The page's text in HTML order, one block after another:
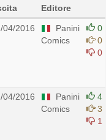
Editore
04/2016
Panini
Comics
0
0
0
04/2016
Panini
Comics
4
3
1